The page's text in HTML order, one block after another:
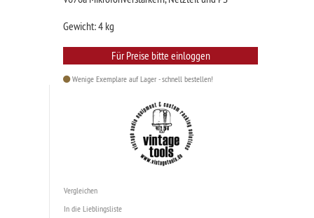
Gewicht: 4 kg
Für Preise bitte einloggen
Wenige Exemplare auf Lager - schnell bestellen!
Vergleichen
In die Lieblingsliste